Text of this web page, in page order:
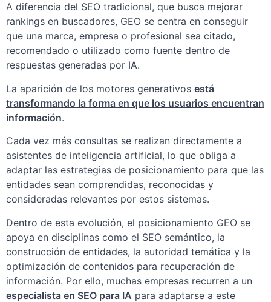
A diferencia del SEO tradicional, que busca mejorar
rankings en buscadores, GEO se centra en conseguir
que una marca, empresa o profesional sea citado,
recomendado o utilizado como fuente dentro de
respuestas generadas por IA.
La aparición de los motores generativos está
transformando la forma en que los usuarios encuentran
información.
Cada vez más consultas se realizan directamente a
asistentes de inteligencia artificial, lo que obliga a
adaptar las estrategias de posicionamiento para que las
entidades sean comprendidas, reconocidas y
consideradas relevantes por estos sistemas.
Dentro de esta evolución, el posicionamiento GEO se
apoya en disciplinas como el SEO semántico, la
construcción de entidades, la autoridad temática y la
optimización de contenidos para recuperación de
información. Por ello, muchas empresas recurren a un
especialista en SEO para IA para adaptarse a este